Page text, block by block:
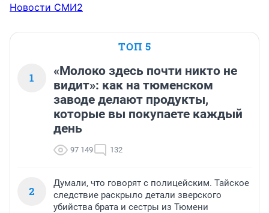
Новости СМИ2
ТОП 5
1
«Молоко здесь почти никто не
видит»: как на тюменском
заводе делают продукты,
которые вы покупаете каждый
день
97 149 132
2
Думали, что говорят с полицейским. Тайское
следствие раскрыло детали зверского
убийства брата и сестры из Тюмени